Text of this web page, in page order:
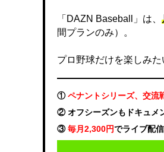
「DAZN Baseball」は、
間プランのみ）。
プロ野球だけを楽しみた
①ペナントシリーズ、交流
② オフシーズンもドキュメ
③毎月2,300円でライブ配